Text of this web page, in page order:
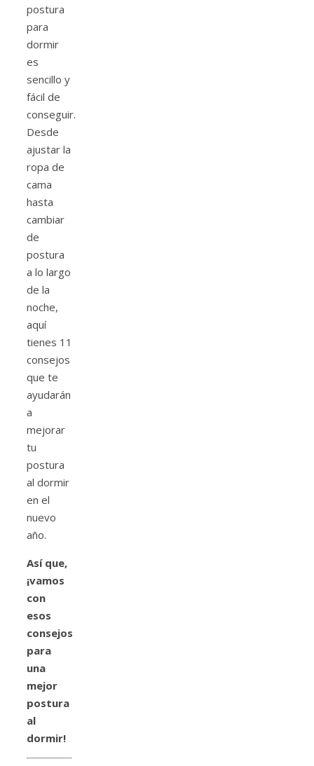
postura
para
dormir
es
sencillo y
fácil de
conseguir.
Desde
ajustar la
ropa de
cama
hasta
cambiar
de
postura
a lo largo
de la
noche,
aquí
tienes 11
consejos
que te
ayudarán
a
mejorar
tu
postura
al dormir
en el
nuevo
año.
Así que,
¡vamos
con
esos
consejos
para
una
mejor
postura
al
dormir!